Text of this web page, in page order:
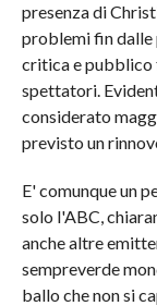
presenza di
problemi fin dalle
critica e pubblico
spettatori.
considerato
previsto un
E' comunque un
solo l'ABC,
anche altre
sempreverde
ballo che non si